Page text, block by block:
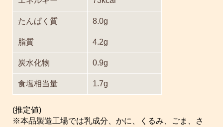
たんぱく質 8.0g
脂質 4.2g
炭水化物 0.9g
食塩相当量 1.7g
(推定値)
※本品製造工場では乳成分、かに、くるみ、ごま、さ